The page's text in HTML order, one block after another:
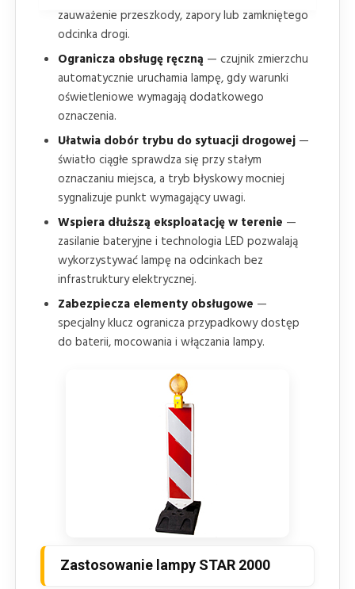
zauważenie przeszkody, zapory lub zamkniętego
odcinka drogi.
Ogranicza obsługę ręczną — czujnik zmierzchu
automatycznie uruchamia lampę, gdy warunki
oświetleniowe wymagają dodatkowego
oznaczenia.
Ułatwia dobór trybu do sytuacji drogowej —
światło ciągłe sprawdza się przy stałym
oznaczaniu miejsca, a tryb błyskowy mocniej
sygnalizuje punkt wymagający uwagi.
Wspiera dłuższą eksploatację w terenie —
zasilanie bateryjne i technologia LED pozwalają
wykorzystywać lampę na odcinkach bez
infrastruktury elektrycznej.
Zabezpiecza elementy obsługowe —
specjalny klucz ogranicza przypadkowy dostęp
do baterii, mocowania i włączania lampy.
Zastosowanie lampy STAR 2000